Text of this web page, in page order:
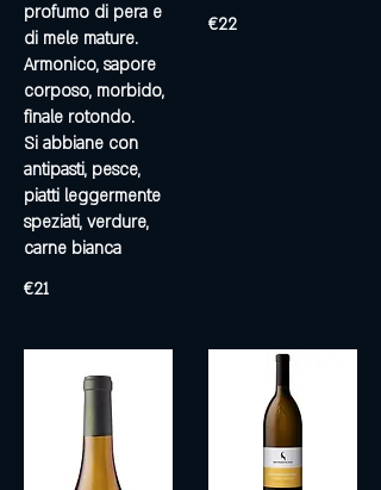
profumo di pera e
di mele mature.
Armonico, sapore
corposo, morbido,
finale rotondo.
Si abbiane con
antipasti, pesce,
piatti leggermente
speziati, verdure,
carne bianca
€21
€22